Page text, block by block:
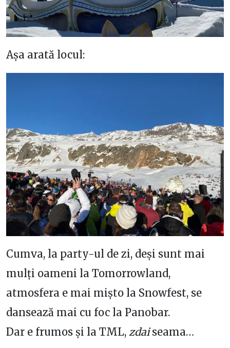
Așa arată locul:
Cumva, la party-ul de zi, deși sunt mai
mulți oameni la Tomorrowland,
atmosfera e mai mișto la Snowfest, se
dansează mai cu foc la Panobar.
Dar e frumos și la TML, zdaiseama…